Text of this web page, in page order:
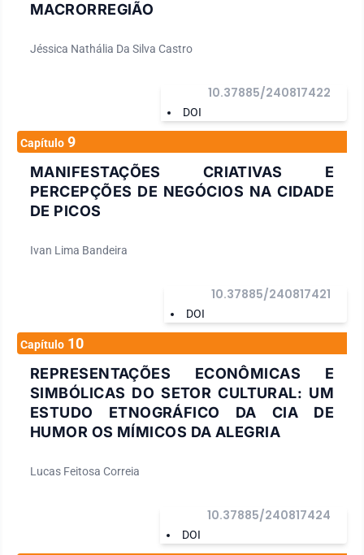
MACRORREGIÃO
Jéssica Nathália Da Silva Castro
DOI
10.37885/240817422
Capítulo 9
MANIFESTAÇÕES CRIATIVAS E
PERCEPÇÕES DE NEGÓCIOS NA CIDADE
DE PICOS
Ivan Lima Bandeira
DOI
10.37885/240817421
Capítulo 10
REPRESENTAÇÕES ECONÔMICAS E
SIMBÓLICAS DO SETOR CULTURAL: UM
ESTUDO ETNOGRÁFICO DA CIA DE
HUMOR OS MÍMICOS DA ALEGRIA
Lucas Feitosa Correia
DOI
10.37885/240817424